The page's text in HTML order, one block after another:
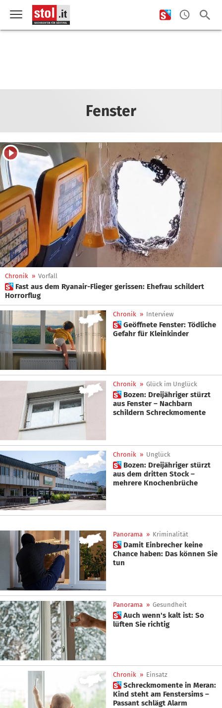
Fenster
Chronik » Vorfall
 Fast aus dem Ryanair-Flieger gerissen: Ehefrau schildert
Horrorflug
Chronik » Interview
 Geöffnete Fenster: Tödliche
Gefahr für Kleinkinder
Chronik » Glück im Unglück
 Bozen: Dreijähriger stürzt
aus Fenster – Nachbarn
schildern Schreckmomente
Chronik » Unglück
 Bozen: Dreijähriger stürzt
aus dem dritten Stock –
mehrere Knochenbrüche
Panorama » Kriminalität
 Damit Einbrecher keine
Chance haben: Das können Sie
tun
Panorama » Gesundheit
 Auch wenn's kalt ist: So
lüften Sie richtig
Chronik » Einsatz
 Schreckmomente in Meran:
Kind steht am Fenstersims –
Passant schlägt Alarm